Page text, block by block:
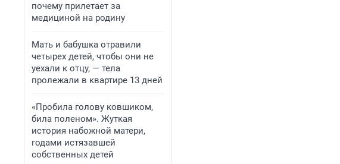
почему прилетает за
медициной на родину
Мать и бабушка отравили
четырех детей, чтобы они не
уехали к отцу, — тела
пролежали в квартире 13 дней
«Пробила голову ковшиком,
била поленом». Жуткая
история набожной матери,
годами истязавшей
собственных детей